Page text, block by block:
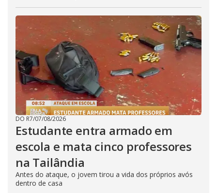
DO R7/07/08/2026
Estudante entra armado em
escola e mata cinco professores
na Tailândia
Antes do ataque, o jovem tirou a vida dos próprios avós
dentro de casa